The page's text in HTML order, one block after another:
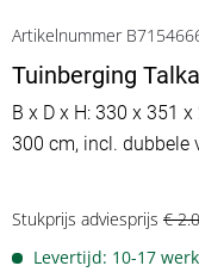
Artikelnummer
Tuinberging
B x D x H: 330 x 351
300 cm, incl. dubbele
Stukprijs adviesprijs €
Levertijd: 10-17